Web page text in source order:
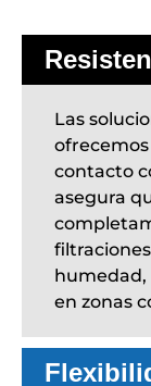
Las
contacto
asegura
humedad,
en zonas